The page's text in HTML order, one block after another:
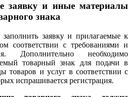
заявку и иные материалы
знака
заявку и прилагаемые к
соответствии с требованиями и
Дополнительно необходимо
товарный знак для подачи в
товаров и услуг в соответствии с
испрашивается регистрация.